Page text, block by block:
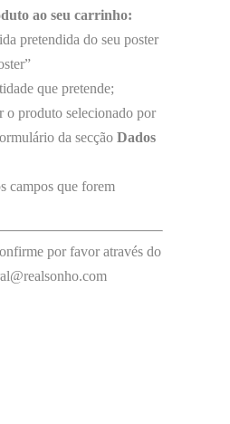
ao seu carrinho:
pretendida do seu poster
que pretende;
o produto selecionado por
da secção Dados
campos que forem
por favor através do